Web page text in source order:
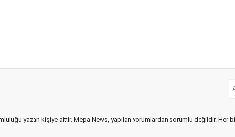
yazan kişiye aittir. Mepa News, yapılan yorumlardan sorumlu değildir. Her